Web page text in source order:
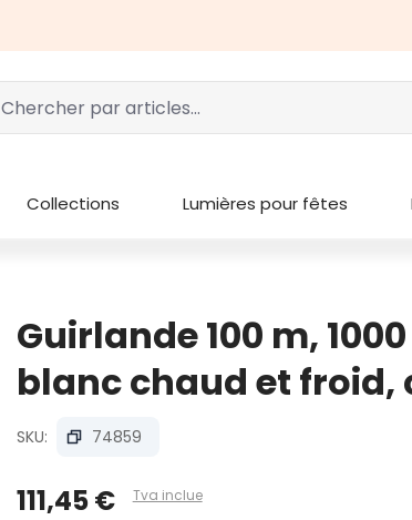
Collections Lumières pour fêtes
Guirlande 100 m,
blanc chaud et froid,
SKU: 74859
111,45 € Tva inclue